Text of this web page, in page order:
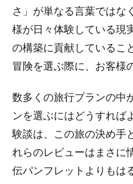
さ」が単なる言葉ではな
様が日々体験している現
の構築に貢献しているこ
冒険を選ぶ際に、お客様
数多くの旅行プランの中
ンを選ぶにはどうすれば
験談は、この旅の決め手
れらのレビューはまさに
伝パンフレットよりもは